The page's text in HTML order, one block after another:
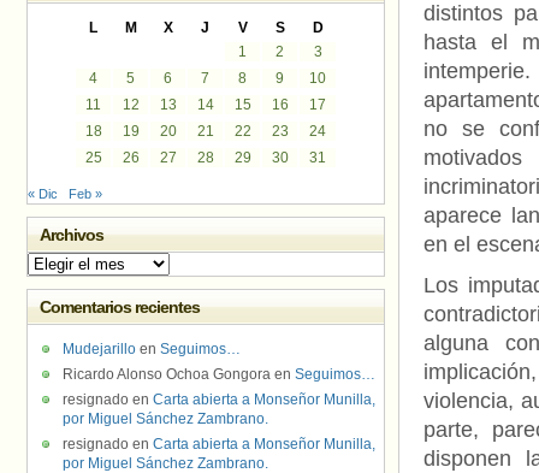
distintos
hasta el
no se
aparece
en el
Los
alguna
violencia,
parte,
disponen
L M X J V S
D
1
2
3
4
5 6 7 8 9
10
11
12 13 14 15 16
17
18
19 20 21 22 23
24
25
26 27 28 29 30 31
« Dic Feb »
Archivos
Archivos
Comentarios recientes
Mudejarillo en Seguimos…
Ricardo Alonso Ochoa Gongora en Seguimos…
resignado en Carta abierta a Monseñor Munilla,
por Miguel Sánchez Zambrano.
resignado en Carta abierta a Monseñor Munilla,
por Miguel Sánchez Zambrano.